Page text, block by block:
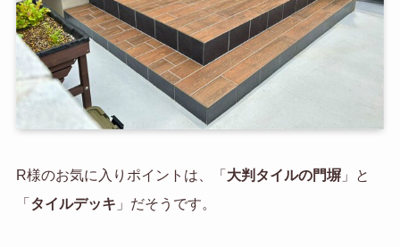
R様のお気に入りポイントは、「 大判タイルの門塀」と
「 タイルデッキ 」だそうです。